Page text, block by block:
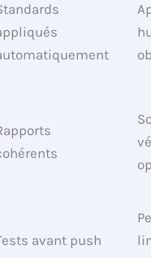
avant push